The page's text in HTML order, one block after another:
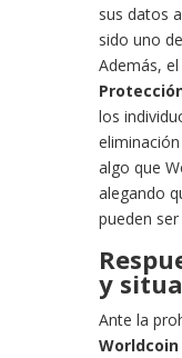
sus datos
sido uno
Además, el
los
algo que
alegando
pueden
y
Ante la
Worldcoin